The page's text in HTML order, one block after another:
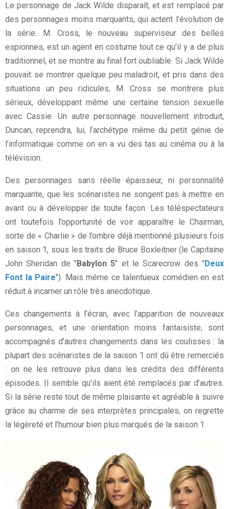
Le personnage de Jack Wilde disparaît, et est remplacé par
des personnages moins marquants, qui actent l’évolution de
la série. M. Cross, le nouveau superviseur des belles
espionnes, est un agent en costume tout ce qu’il y a de plus
traditionnel, et se montre au final fort oubliable. Si Jack Wilde
pouvait se montrer quelque peu maladroit, et pris dans des
situations un peu ridicules, M. Cross se montrera plus
sérieux, développant même une certaine tension sexuelle
avec Cassie. Un autre personnage nouvellement introduit,
Duncan, reprendra, lui, l’archétype même du petit génie de
l’informatique comme on en a vu des tas au cinéma ou à la
télévision.
Des personnages sans réelle épaisseur, ni personnalité
marquante, que les scénaristes ne songent pas à mettre en
avant ou à développer de toute façon. Les téléspectateurs
ont toutefois l’opportunité de voir apparaître le Chairman,
sorte de « Charlie » de l’ombre déjà mentionné plusieurs fois
en saison 1, sous les traits de Bruce Boxleitner (le Capitaine
John Sheridan de " Babylon 5" et le Scarecrow des " Deux
Font la Paire"). Mais même ce talentueux comédien en est
réduit à incarner un rôle très anecdotique.
Ces changements à l’écran, avec l’apparition de nouveaux
personnages, et une orientation moins fantaisiste, sont
accompagnés d’autres changements dans les coulisses : la
plupart des scénaristes de la saison 1 ont dû être remerciés
: on ne les retrouve plus dans les crédits des différents
épisodes. Il semble qu’ils aient été remplacés par d’autres.
Si la série reste tout de même plaisante et agréable à suivre
grâce au charme de ses interprètes principales, on regrette
la légèreté et l’humour bien plus marqués de la saison 1.